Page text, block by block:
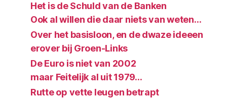
Het is de Schuld van de Banken
Ook al willen die daar niets van weten…
Over het basisloon, en de dwaze ideeen
erover bij Groen-Links
De Euro is niet van 2002
maar Feitelijk al uit 1979…
Rutte op vette leugen betrapt